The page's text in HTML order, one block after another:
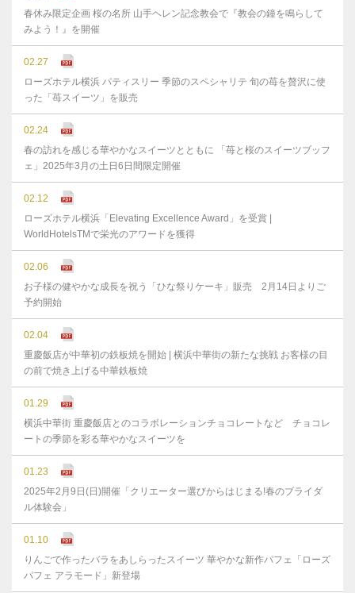
春休み限定企画 桜の名所 山手ヘレン記念教会で『教会の鐘を鳴らして
みよう！』を開催
02.27
ローズホテル横浜 パティスリー 季節のスペシャリテ 旬の苺を贅沢に使
った「苺スイーツ」を販売
02.24
春の訪れを感じる華やかなスイーツとともに 「苺と桜のスイーツブッフ
ェ」2025年3月の土日6日間限定開催
02.12
ローズホテル横浜「Elevating Excellence Award」を受賞 |
WorldHotelsTMで栄光のアワードを獲得
02.06
お子様の健やかな成⻑を祝う「ひな祭りケーキ」販売 2月14日よりご
予約開始
02.04
重慶飯店が中華初の鉄板焼を開始 | 横浜中華街の新たな挑戦 お客様の目
の前で焼き上げる中華鉄板焼
01.29
横浜中華街 重慶飯店とのコラボレーションチョコレートなど チョコレ
ートの季節を彩る華やかなスイーツを
01.23
2025年2月9日(日)開催「クリエーター選びからはじまる!春のブライダ
ル体験会」
01.10
りんごで作ったバラをあしらったスイーツ 華やかな新作パフェ「ローズ
パフェ アラモード」新登場